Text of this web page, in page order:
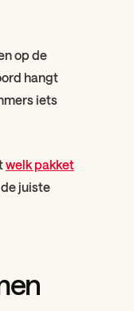
op de
hangt
iets
welk pakket
juiste